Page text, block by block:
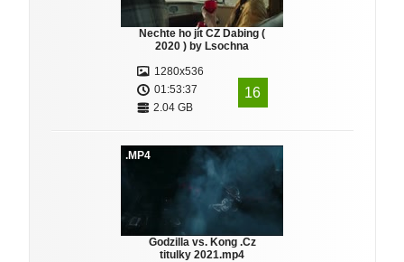
Nechte ho jít CZ Dabing (
2020 ) by Lsochna
1280x536
01:53:37
2.04 GB
16
.MP4
Godzilla vs. Kong .Cz
titulky 2021.mp4